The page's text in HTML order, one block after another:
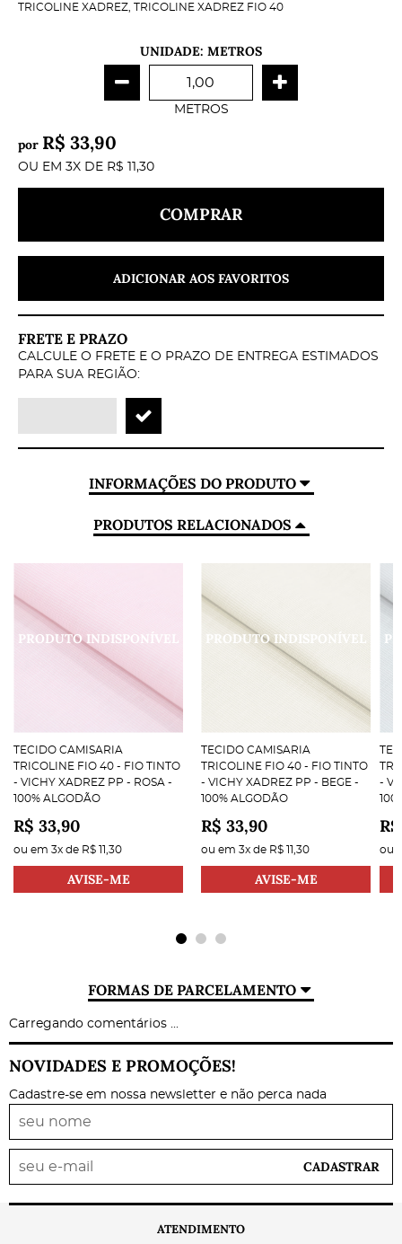
TRICOLINE XADREZ TRICOLINE XADREZ FIO 40
UNIDADE: METROS
METROS
por R$ 33,90
OU EM 3X DE R$ 11,30
COMPRAR
ADICIONAR AOS FAVORITOS
FRETE E PRAZO
CALCULE O FRETE E O PRAZO DE ENTREGA ESTIMADOS
PARA SUA REGIÃO:
INFORMAÇÕES DO PRODUTO
PRODUTOS RELACIONADOS
TECIDO CAMISARIA
TRICOLINE FIO 40 - FIO TINTO
- VICHY XADREZ PP - ROSA -
100% ALGODÃO
R$ 33,90
ou em 3x de R$ 11,30
AVISE-ME
TECIDO CAMISARIA
TRICOLINE FIO 40 - FIO TINTO
- VICHY XADREZ PP - BEGE -
100% ALGODÃO
R$ 33,90
ou em 3x de R$ 11,30
AVISE-ME
-
ou
FORMAS DE PARCELAMENTO
Carregando comentários ...
NOVIDADES E PROMOÇÕES!
Cadastre-se em nossa newsletter e não perca nada
CADASTRAR
ATENDIMENTO